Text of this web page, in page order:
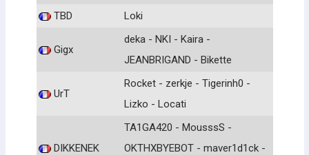
TBD
Loki
Gigx
deka - NKI - Kaira -
JEANBRIGAND - Bikette
UrT
Rocket - zerkje - Tigerinh0 -
Lizko - Locati
DIKKENEK
TA1GA420 - MousssS -
OKTHXBYEBOT - maver1d1ck -